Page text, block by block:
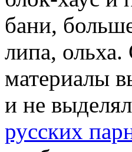
бани,
липа,
материалы
и не
русских